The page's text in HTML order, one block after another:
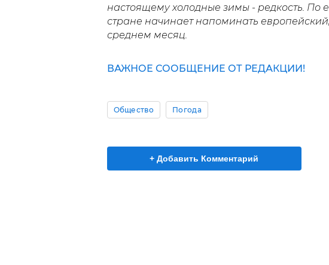
настоящему холодные зимы - редкость. По
стране начинает напоминать
среднем месяц.
ВАЖНОЕ СООБЩЕНИЕ ОТ РЕДАКЦИИ!
Общество Погода
+ Добавить Комментарий